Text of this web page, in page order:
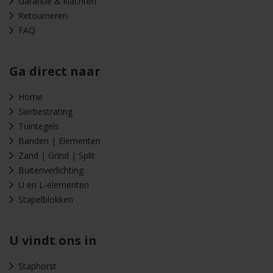
Retourneren
FAQ
Ga direct naar
Home
Sierbestrating
Tuintegels
Banden | Elementen
Zand | Grind | Split
Buitenverlichting
U en L-elementen
Stapelblokken
U vindt ons in
Staphorst